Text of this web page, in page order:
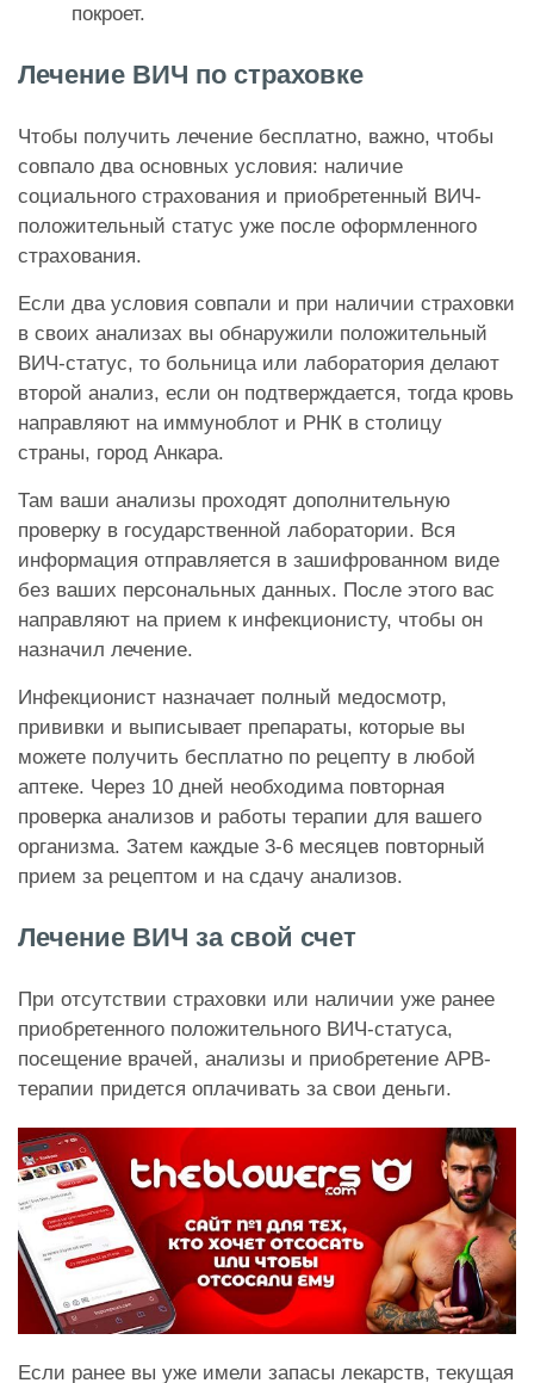
покроет.
Лечение ВИЧ по страховке
Чтобы получить лечение бесплатно, важно, чтобы
совпало два основных условия: наличие
социального страхования и приобретенный ВИЧ-
положительный статус уже после оформленного
страхования.
Если два условия совпали и при наличии страховки
в своих анализах вы обнаружили положительный
ВИЧ-статус, то больница или лаборатория делают
второй анализ, если он подтверждается, тогда кровь
направляют на иммуноблот и РНК в столицу
страны, город Анкара.
Там ваши анализы проходят дополнительную
проверку в государственной лаборатории. Вся
информация отправляется в зашифрованном виде
без ваших персональных данных. После этого вас
направляют на прием к инфекционисту, чтобы он
назначил лечение.
Инфекционист назначает полный медосмотр,
прививки и выписывает препараты, которые вы
можете получить бесплатно по рецепту в любой
аптеке. Через 10 дней необходима повторная
проверка анализов и работы терапии для вашего
организма. Затем каждые 3-6 месяцев повторный
прием за рецептом и на сдачу анализов.
Лечение ВИЧ за свой счет
При отсутствии страховки или наличии уже ранее
приобретенного положительного ВИЧ-статуса,
посещение врачей, анализы и приобретение АРВ-
терапии придется оплачивать за свои деньги.
Если ранее вы уже имели запасы лекарств, текущая